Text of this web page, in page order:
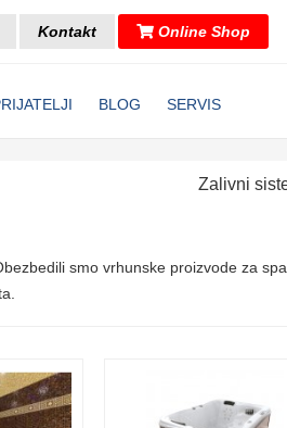
Kontakt Online Shop
BLOG SERVIS
Zalivni
smo vrhunske proizvode za